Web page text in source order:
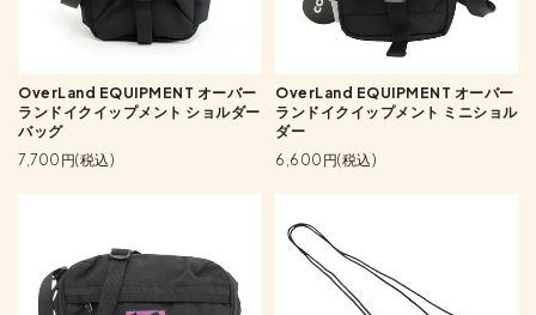
OverLand EQUIPMENT オーバー
ランドイクイップメント ショルダー
バッグ
7,700円(税込)
OverLand EQUIPMENT オーバー
ランドイクイップメント ミニショル
ダー
6,600円(税込)